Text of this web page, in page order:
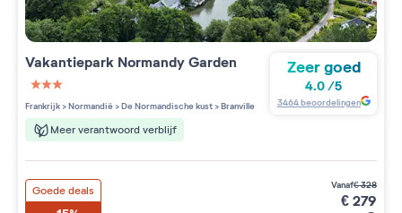
Vakantiepark Normandy Garden
3 étoiles sur 5
Frankrijk>Normandië>De Normandische kust>Branville
Meer verantwoord verblijf
Zeer goed
4.0/5
3464beoordelingen
Goede deals vanaf€328
€279